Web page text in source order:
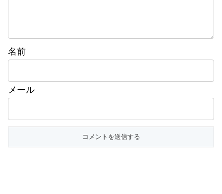
名前
メール